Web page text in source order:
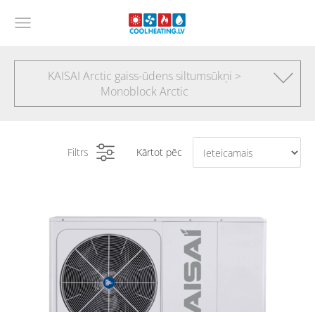
KAISAI Arctic gaiss-ūdens siltumsūkņi >
Monoblock Arctic
Filtrs Kārtot pēc